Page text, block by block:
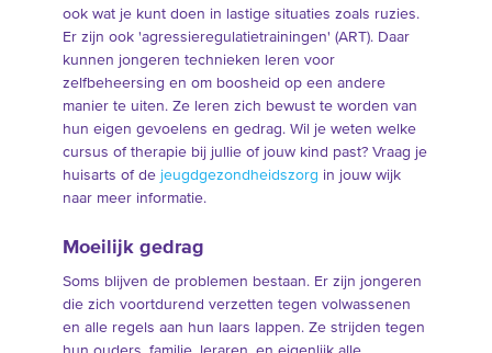
ook wat je kunt doen in lastige situaties zoals ruzies.
Er zijn ook 'agressieregulatietrainingen' (ART). Daar
kunnen jongeren technieken leren voor
zelfbeheersing en om boosheid op een andere
manier te uiten. Ze leren zich bewust te worden van
hun eigen gevoelens en gedrag. Wil je weten welke
cursus of therapie bij jullie of jouw kind past? Vraag je
huisarts of de jeugdgezondheidszorg in jouw wijk
naar meer informatie.
Moeilijk gedrag
Soms blijven de problemen bestaan. Er zijn jongeren
die zich voortdurend verzetten tegen volwassenen
en alle regels aan hun laars lappen. Ze strijden tegen